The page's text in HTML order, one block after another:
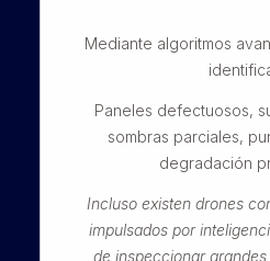
Mediante algoritmos
Paneles defectuosos,
sombras parciales,
degradación
Incluso existen drones
impulsados por
de inspeccionar